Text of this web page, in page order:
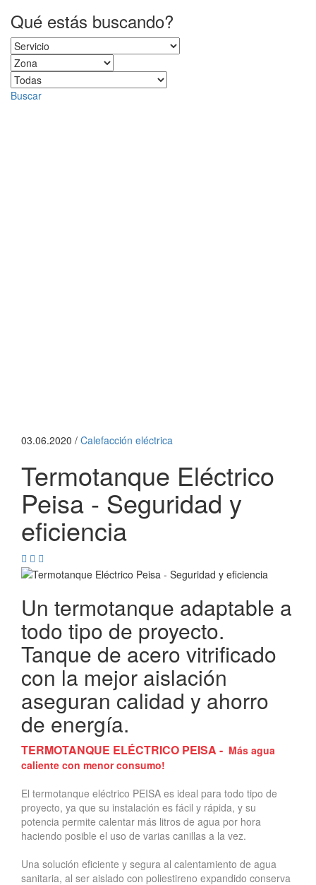
Qué estás buscando?
Buscar
03.06.2020 / Calefacción eléctrica
Termotanque Eléctrico
Peisa - Seguridad y
eficiencia
Un termotanque adaptable a
todo tipo de proyecto.
Tanque de acero vitrificado
con la mejor aislación
aseguran calidad y ahorro
de energía.
TERMOTANQUE ELÉCTRICO PEISA - Más agua
caliente con menor consumo!
El termotanque eléctrico PEISA es ideal para todo tipo de
proyecto, ya que su instalación es fácil y rápida, y su
potencia permite calentar más litros de agua por hora
haciendo posible el uso de varias canillas a la vez.
Una solución eficiente y segura al calentamiento de agua
sanitaria, al ser aislado con poliestireno expandido conserva